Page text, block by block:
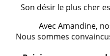
Son désir le plus cher
Avec Amandine,
Nous sommes